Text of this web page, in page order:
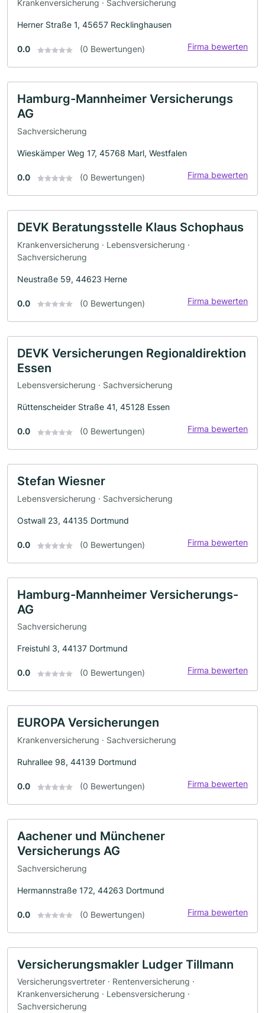
Krankenversicherung · Sachversicherung
Herner Straße 1, 45657 Recklinghausen
0.0 (0 Bewertungen) Firma bewerten
Hamburg-Mannheimer Versicherungs
AG
Sachversicherung
Wieskämper Weg 17, 45768 Marl, Westfalen
0.0 (0 Bewertungen) Firma bewerten
DEVK Beratungsstelle Klaus Schophaus
Krankenversicherung · Lebensversicherung ·
Sachversicherung
Neustraße 59, 44623 Herne
0.0 (0 Bewertungen) Firma bewerten
DEVK Versicherungen Regionaldirektion
Essen
Lebensversicherung · Sachversicherung
Rüttenscheider Straße 41, 45128 Essen
0.0 (0 Bewertungen) Firma bewerten
Stefan Wiesner
Lebensversicherung · Sachversicherung
Ostwall 23, 44135 Dortmund
0.0 (0 Bewertungen) Firma bewerten
Hamburg-Mannheimer Versicherungs-
AG
Sachversicherung
Freistuhl 3, 44137 Dortmund
0.0 (0 Bewertungen) Firma bewerten
EUROPA Versicherungen
Krankenversicherung · Sachversicherung
Ruhrallee 98, 44139 Dortmund
0.0 (0 Bewertungen) Firma bewerten
Aachener und Münchener
Versicherungs AG
Sachversicherung
Hermannstraße 172, 44263 Dortmund
0.0 (0 Bewertungen) Firma bewerten
Versicherungsmakler Ludger Tillmann
Versicherungsvertreter · Rentenversicherung ·
Krankenversicherung · Lebensversicherung ·
Sachversicherung